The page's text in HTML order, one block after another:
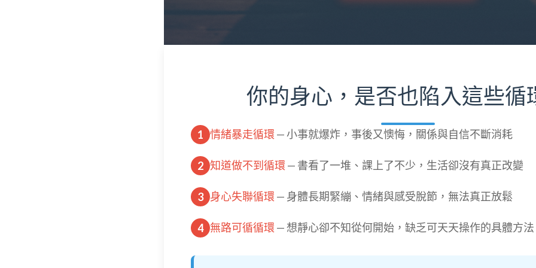
你的身心，是否也陷入這些循
1 情緒暴走循環 — 小事就爆炸，事後又懊悔，關係與自信不斷消耗
2 知道做不到循環 — 書看了一堆、課上了不少，生活卻沒有真正改變
3 身心失聯循環 — 身體長期緊繃、情緒與感受脫節，無法真正放鬆
4 無路可循循環 — 想靜心卻不知從何開始，缺乏可天天操作的具體方法